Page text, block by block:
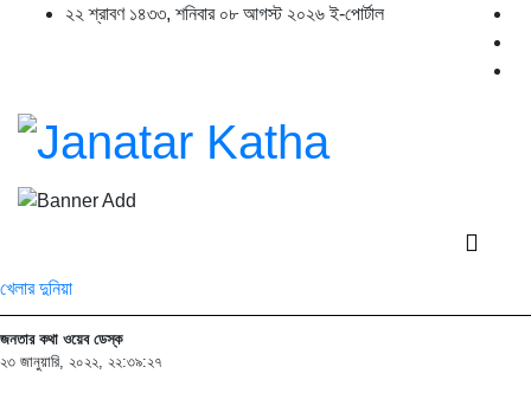
২২ শ্রাবণ ১৪৩৩, শনিবার ০৮ আগস্ট ২০২৬ ই-পোর্টাল
খেলার দুনিয়া
জনতার কথা ওয়েব ডেস্ক
২৩ জানুয়ারি, ২০২২, ২২:৩৯:২৭